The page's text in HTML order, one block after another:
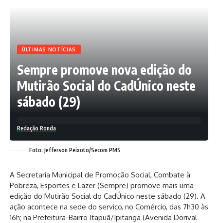
ÚLTIMAS NOTÍCIAS
Sempre promove nova edição do
Mutirão Social do CadÚnico neste
sábado (29)
Redação Ronda
Foto: Jefferson Peixoto/Secom PMS
A Secretaria Municipal de Promoção Social, Combate à
Pobreza, Esportes e Lazer (Sempre) promove mais uma
edição do Mutirão Social do CadÚnico neste sábado (29). A
ação acontece na sede do serviço, no Comércio, das 7h30 às
16h; na Prefeitura-Bairro Itapuã/Ipitanga (Avenida Dorival